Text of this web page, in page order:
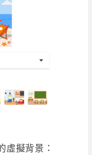
虛擬背景：